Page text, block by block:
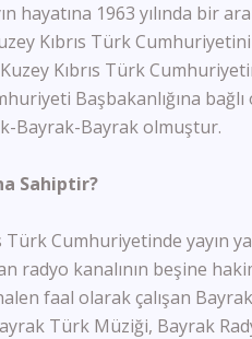
hayatına 1963 yılında bir
Kıbrıs Türk
Kıbrıs Türk
Başbakanlığına bağlı
Bayrak-Bayrak olmuştur.
Sahiptir?
Cumhuriyetinde yayın
radyo kanalının beşine
faal olarak çalışan
Türk Müziği, Bayrak